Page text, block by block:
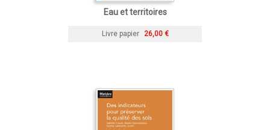
Eau et territoires
Livre papier 26,00 €